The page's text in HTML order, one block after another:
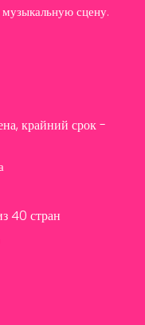
сцену.
крайний срок -
40 стран